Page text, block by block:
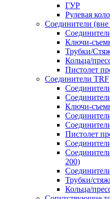
ГУР
Рулевая
Соединители (вне
Ключи-
Трубки/
Кольца/
Пистолет
Соединители TRF
Ключи-
Пистолет
200)
Трубки/
Кольца/